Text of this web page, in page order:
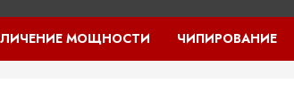
МОЩНОСТИ ЧИПИРОВАНИЕ